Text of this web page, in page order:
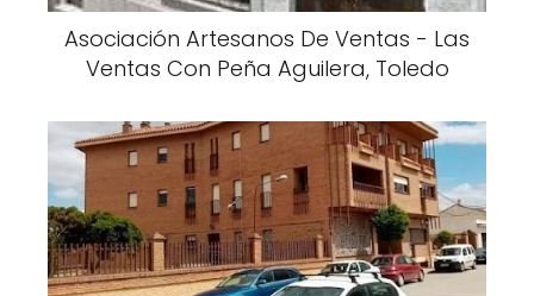
Asociación Artesanos De Ventas - Las
Ventas Con Peña Aguilera, Toledo